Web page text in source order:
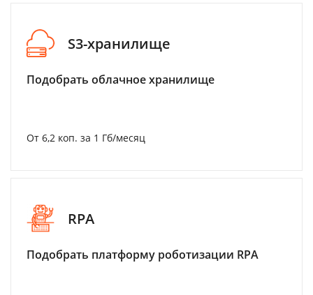
S3-хранилище
Подобрать облачное хранилище
От 6,2 коп. за 1 Гб/месяц
RPA
Подобрать платформу роботизации RPA